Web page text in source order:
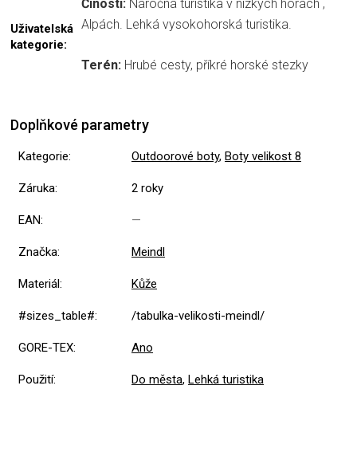
Uživatelská
kategorie:
Činosti: Náročná turistika v nízkých horách ,
Alpách. Lehká vysokohorská turistika.
Terén: Hrubé cesty, příkré horské stezky
Doplňkové parametry
Kategorie: Outdoorové boty, Boty velikost 8
Záruka: 2 roky
EAN: —
Značka: Meindl
Materiál: Kůže
#sizes_table#: /tabulka-velikosti-meindl/
GORE-TEX: Ano
Použití: Do města, Lehká turistika